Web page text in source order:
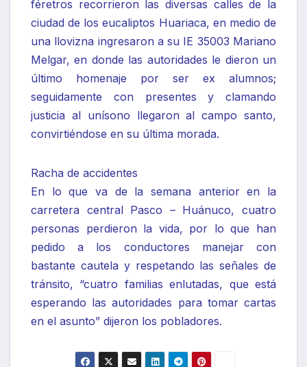
féretros recorrieron las diversas calles de la
ciudad de los eucaliptos Huariaca, en medio de
una llovizna ingresaron a su IE 35003 Mariano
Melgar, en donde las autoridades le dieron un
último homenaje por ser ex alumnos;
seguidamente con presentes y clamando
justicia al unísono llegaron al campo santo,
convirtiéndose en su última morada.
Racha de accidentes
En lo que va de la semana anterior en la
carretera central Pasco – Huánuco, cuatro
personas perdieron la vida, por lo que han
pedido a los conductores manejar con
bastante cautela y respetando las señales de
tránsito, “cuatro familias enlutadas, que está
esperando las autoridades para tomar cartas
en el asunto” dijeron los pobladores.